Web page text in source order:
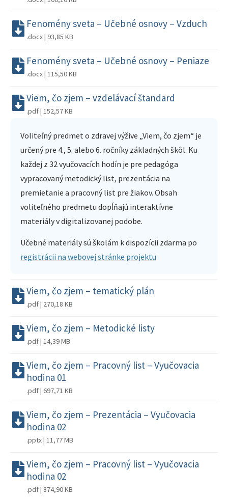
Fenomény sveta – Učebné osnovy – Vzduch
.docx | 93,85 KB
Fenomény sveta – Učebné osnovy – Peniaze
.docx | 115,50 KB
Viem, čo zjem – vzdelávací štandard
.pdf | 152,57 KB
Voliteľný predmet o zdravej výžive „Viem, čo zjem“ je
určený pre 4., 5. alebo 6. ročníky základných škôl. Ku
každej z 32 vyučovacích hodín je pre pedagóga
vypracovaný metodický list, prezentácia na
premietanie a pracovný list pre žiakov. Obsah
voliteľného predmetu dopĺňajú interaktívne
materiály v digitalizovanej podobe.
Učebné materiály sú školám k dispozícii zdarma po
registrácii na webovej stránke projektu
Viem, čo zjem – tematický plán
.pdf | 270,18 KB
Viem, čo zjem – Metodické listy
.pdf | 14,39 MB
Viem, čo zjem – Pracovný list – Vyučovacia
hodina 01
.pdf | 697,71 KB
Viem, čo zjem – Prezentácia – Vyučovacia
hodina 02
.pptx | 11,77 MB
Viem, čo zjem – Pracovný list – Vyučovacia
hodina 02
.pdf | 874,90 KB